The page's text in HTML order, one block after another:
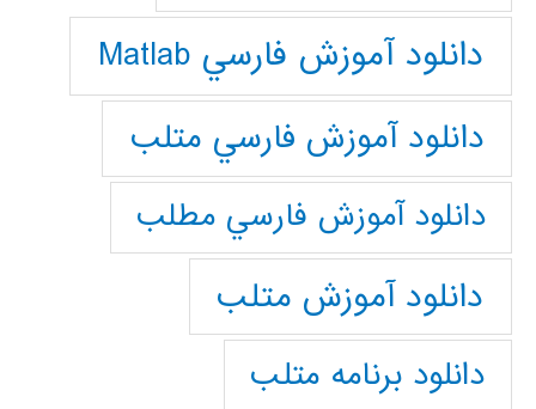
دانلود آموزش فارسي Matlab
دانلود آموزش فارسي متلب
دانلود آموزش فارسي مطلب
دانلود آموزش متلب
دانلود برنامه متلب